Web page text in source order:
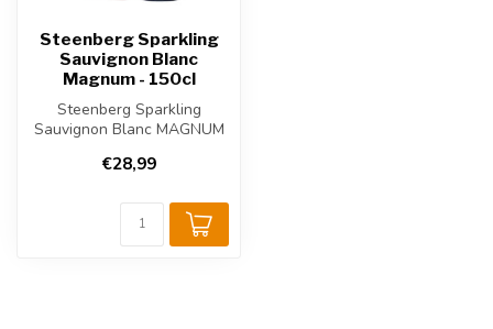
Steenberg Sparkling
Sauvignon Blanc
Magnum - 150cl
Steenberg Sparkling
Sauvignon Blanc MAGNUM
Afrikaanse m...
€28,99